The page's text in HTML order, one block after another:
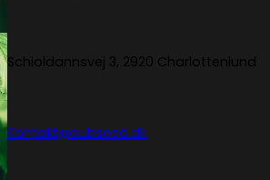
Schioldannsvej 3, 2920 Charlottenlund
Kontakt@subseed.dk